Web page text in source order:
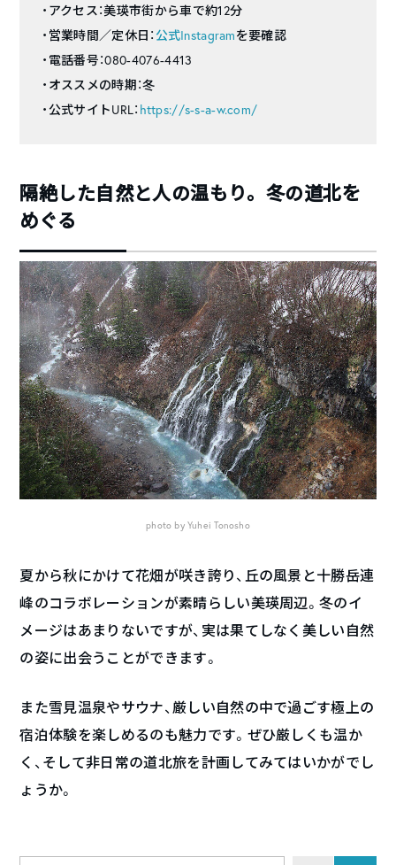
・アクセス：美瑛市街から車で約12分
・営業時間／定休日： 公式Instagramを要確認
・電話番号：080-4076-4413
・オススメの時期：冬
・公式サイトURL： https://s-s-a-w.com/
隔絶した自然と人の温もり。冬の道北を
めぐる
photo by Yuhei Tonosho
夏から秋にかけて花畑が咲き誇り、丘の風景と十勝岳連
峰のコラボレーションが素晴らしい美瑛周辺。冬のイ
メージはあまりないですが、実は果てしなく美しい自然
の姿に出会うことができます。
また雪見温泉やサウナ、厳しい自然の中で過ごす極上の
宿泊体験を楽しめるのも魅力です。ぜひ厳しくも温か
く、そして非日常の道北旅を計画してみてはいかがでし
ょうか。